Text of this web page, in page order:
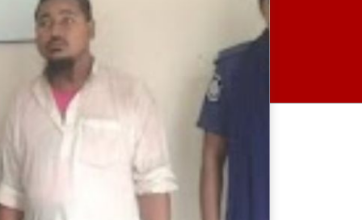
একটি চক্র খুব সুকৌশলে জ্বালানি
সেক্টরকে অস্থিতিশীল করার জন্য
সক্রিয়: প্রধানমন্ত্রী